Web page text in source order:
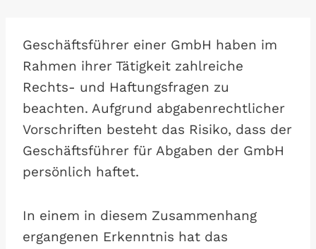
Geschäftsführer einer GmbH haben im
Rahmen ihrer Tätigkeit zahlreiche
Rechts- und Haftungsfragen zu
beachten. Aufgrund abgabenrechtlicher
Vorschriften besteht das Risiko, dass der
Geschäftsführer für Abgaben der GmbH
persönlich haftet.
In einem in diesem Zusammenhang
ergangenen Erkenntnis hat das